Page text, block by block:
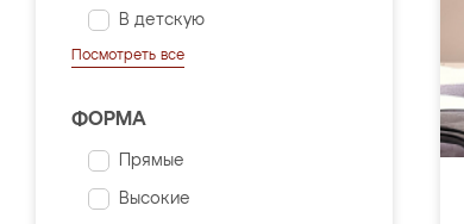
В детскую
Посмотреть все
ФОРМА
Прямые
Высокие